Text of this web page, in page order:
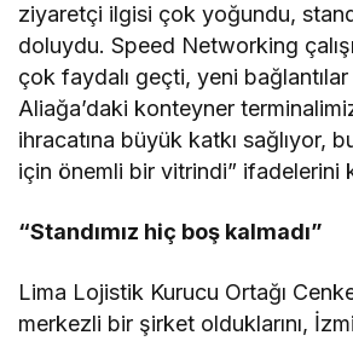
ziyaretçi ilgisi çok yoğundu,
doluydu. Speed Networking
çok faydalı geçti, yeni
Aliağa’daki konteyner
ihracatına büyük katkı sağlıyor,
için önemli bir vitrindi” ifadelerini
“Standımız hiç boş kalmadı”
Lima Lojistik Kurucu Ortağı
merkezli bir şirket olduklarını,